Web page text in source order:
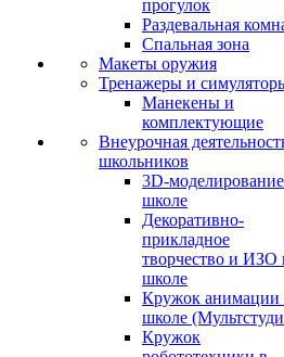
прогулок
Раздевальная
Спальная зона
Макеты оружия
Тренажеры и
Манекены и
комплектующие
Внеурочная
школьников
3D-
школе
Декоративно-
прикладное
творчество и ИЗО
школе
Кружок анимации
школе
Кружок